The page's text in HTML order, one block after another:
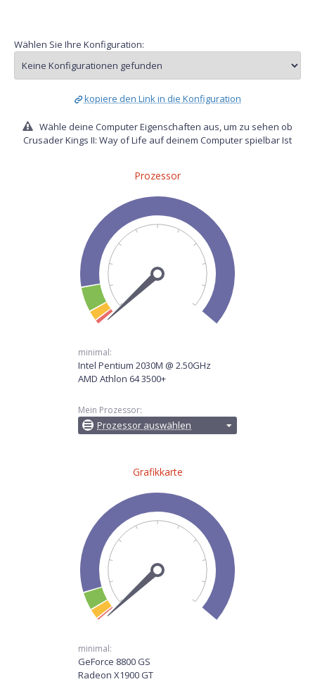
Wählen Sie Ihre Konfiguration:
kopiere den Link in die Konfiguration
Wähle deine Computer Eigenschaften aus, um zu sehen ob
Crusader Kings II: Way of Life auf deinem Computer spielbar Ist
Prozessor
minimal:
Intel Pentium 2030M @ 2.50GHz
AMD Athlon 64 3500+
Mein Prozessor:
Prozessor auswählen
Grafikkarte
minimal:
GeForce 8800 GS
Radeon X1900 GT